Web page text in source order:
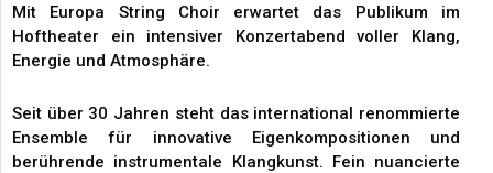
Mit Europa String Choir erwartet das Publikum im
Hoftheater ein intensiver Konzertabend voller Klang,
Energie und Atmosphäre.
Seit über 30 Jahren steht das international renommierte
Ensemble für innovative Eigenkompositionen und
berührende instrumentale Klangkunst. Fein nuancierte